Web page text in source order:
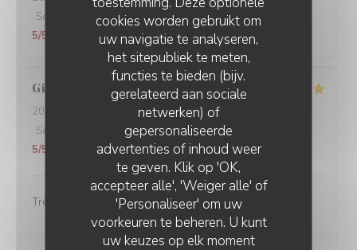
cookies worden gebruikt om
uw navigatie te analyseren,
het sitepubliek te meten,
functies te bieden (bijv.
gerelateerd aan sociale
netwerken) of
gepersonaliseerde
advertenties of inhoud weer
te geven. Klik op 'OK,
accepteer alle', 'Weiger alle' of
'Personaliseer' om uw
voorkeuren te beheren. U kunt
uw keuzes op elk moment
Service
Atmosfeer: 5/5 Keuken: 5 /5 Kwaliteit / Prijs
5/5
Gilles
2026-06-23
- 12:30 - Gasten 5
Service
Atmosfeer: 5/5 Keuken:5/5
5/5
Très bon et très convivial